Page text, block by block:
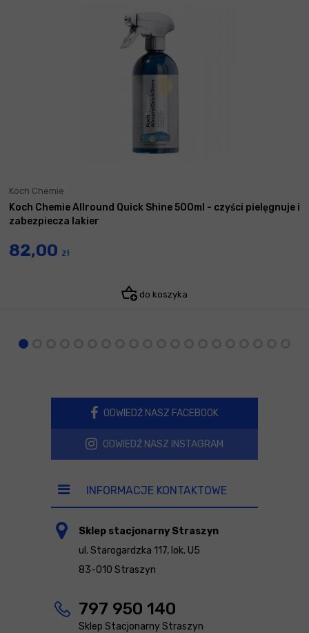
Koch Chemie
Koch Chemie Allround Quick Shine 500ml - czyści pielęgnuje i
zabezpiecza lakier
82,00 zł
do koszyka
ODWIEDŹ NASZ FACEBOOK
ODWIEDŹ NASZ INSTAGRAM
INFORMACJE KONTAKTOWE
Sklep stacjonarny Straszyn
ul. Starogardzka 117, lok. U5
83-010 Straszyn
797 950 140
Sklep Stacjonarny Straszyn